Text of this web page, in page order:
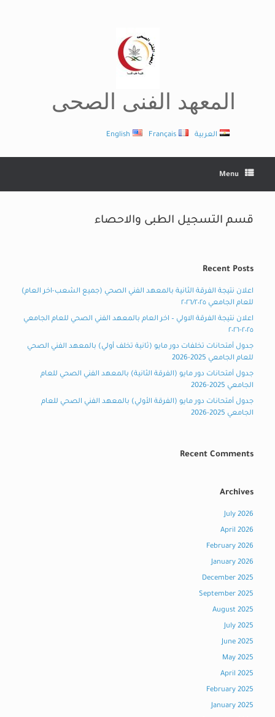
المعهد الفنى الصحى
English Français العربية
Menu
قسم التسجيل الطبى والاحصاء
Recent Posts
اعلان نتيجة الفرقة الثانية بالمعهد الفني الصحي (جميع الشعب-اخر العام)
للعام الجامعي ٢٠٢٦/٢٠٢٥
اعلان نتيجة الفرقة الاولي – اخر العام بالمعهد الفني الصحي للعام الجامعي
٢٠٢٥-٢٠٢٦
جدول أمتحانات تخلفات دور مايو (ثانية تخلف أولي) بالمعهد الفني الصحي
للعام الجامعي 2025-2026
جدول أمتحانات دور مايو (الفرقة الثانية) بالمعهد الفني الصحي للعام
الجامعي 2025-2026
جدول أمتحانات دور مايو (الفرقة الأولي) بالمعهد الفني الصحي للعام
الجامعي 2025-2026
Recent Comments
Archives
July 2026
April 2026
February 2026
January 2026
December 2025
September 2025
August 2025
July 2025
June 2025
May 2025
April 2025
February 2025
January 2025